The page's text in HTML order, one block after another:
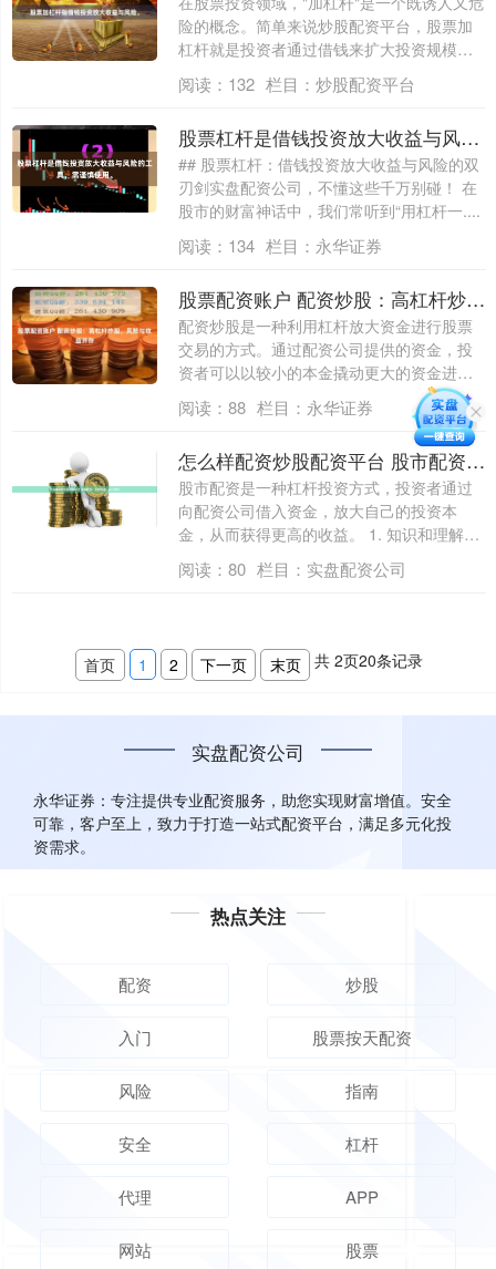
险的概念。简单来说炒股配资平台，股票加
杠杆就是投资者通过借钱来扩大投资规模，
以....
阅读： 132 栏目： 炒股配资平台
股票杠杆是借钱投资放大收益与风险的工具，需谨慎使用。
## 股票杠杆：借钱投资放大收益与风险的双
刃剑实盘配资公司，不懂这些千万别碰！ 在
股市的财富神话中，我们常听到“用杠杆一....
阅读： 134 栏目： 永华证券
股票配资账户 配资炒股：高杠杆炒股，风险与收益并存
配资炒股是一种利用杠杆放大资金进行股票
交易的方式。通过配资公司提供的资金，投
资者可以以较小的本金撬动更大的资金进行
投资。....
阅读： 88 栏目： 永华证券
怎么样配资炒股配资平台 股市配资：杠杆投资，以小博大
股市配资是一种杠杆投资方式，投资者通过
向配资公司借入资金，放大自己的投资本
金，从而获得更高的收益。 1. 知识和理解：
了....
阅读： 80 栏目： 实盘配资公司
首页 1 2 下一页 末页 共 2页20条记录
实盘配资公司
永华证券：专注提供专业配资服务，助您实现财富增值。安全
可靠，客户至上，致力于打造一站式配资平台，满足多元化投
资需求。
热点关注
配资 炒股
入门 股票按天配资
风险 指南
安全 杠杆
代理 APP
网站 股票